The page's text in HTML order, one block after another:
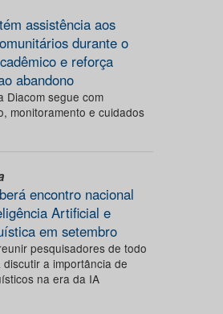
assistência aos
durante o
e reforça
abandono
Diacom segue com
monitoramento e cuidados
encontro nacional
Artificial e
em setembro
pesquisadores de todo
a importância de
na era da IA